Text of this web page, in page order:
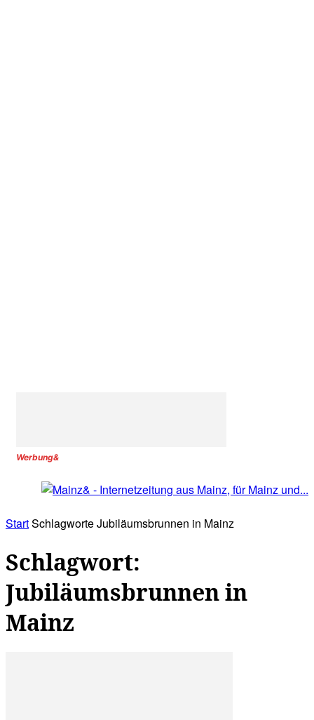
Werbung&
StartSchlagworteJubiläumsbrunnen in Mainz
Schlagwort:
Jubiläumsbrunnen in
Mainz